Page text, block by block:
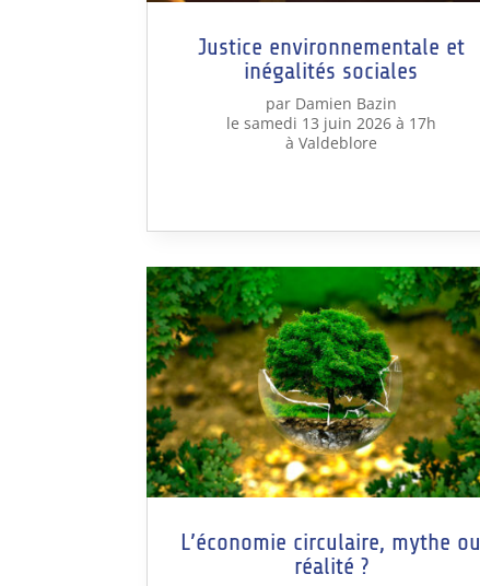
Justice environnementale et
inégalités sociales
par Damien Bazin
le samedi 13 juin 2026 à 17h
à Valdeblore
L’économie circulaire, mythe ou
réalité ?